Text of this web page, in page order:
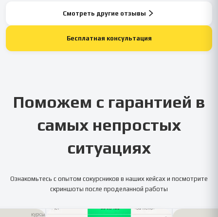
Смотреть другие отзывы
Бесплатная консультация
Поможем с гарантией в
самых непростых
ситуациях
Ознакомьтесь с опытом сокурсников в наших кейсах и посмотрите
скриншоты после проделанной работы